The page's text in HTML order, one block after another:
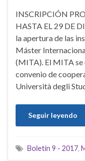
INSCRIPCIÓN
HASTA EL 29 DE
la apertura de las
Máster
(MITA). El MITA se
convenio de
Università degli
Seguir leyendo
Boletín 9 - 2017,